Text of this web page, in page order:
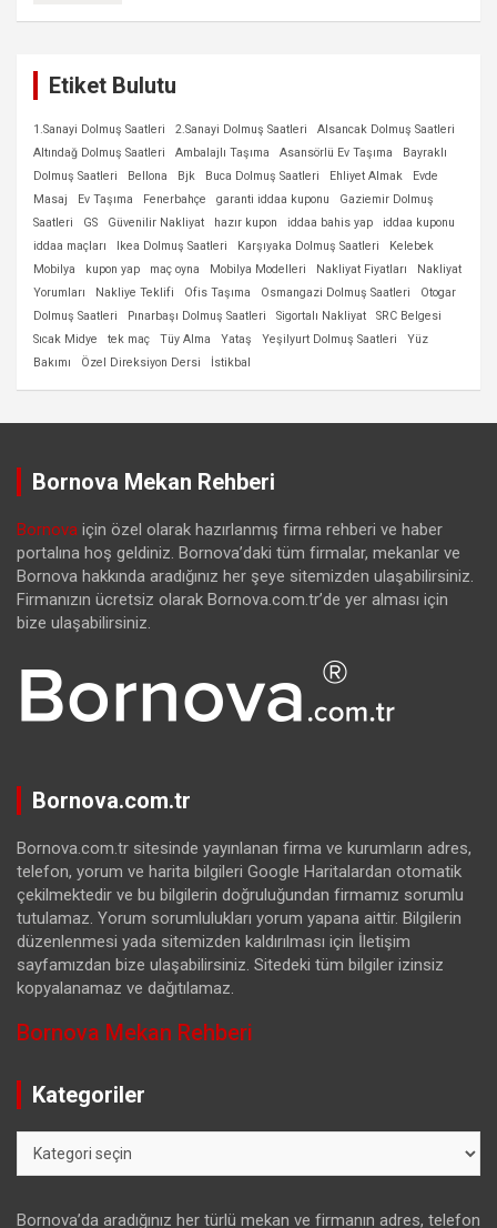
Etiket Bulutu
1.Sanayi Dolmuş Saatleri 2.Sanayi Dolmuş Saatleri
Alsancak Dolmuş Saatleri
Altındağ Dolmuş Saatleri
Ambalajlı Taşıma Asansörlü Ev Taşıma
Bayraklı
Dolmuş Saatleri
Bellona Bjk Buca Dolmuş Saatleri Ehliyet Almak
Evde
Masaj
Ev Taşıma Fenerbahçe garanti iddaa kuponu
Gaziemir Dolmuş
Saatleri
GS Güvenilir Nakliyat hazır kupon iddaa bahis yap
iddaa kuponu
iddaa maçları
Ikea Dolmuş Saatleri Karşıyaka Dolmuş Saatleri
Kelebek
Mobilya
kupon yap maç oyna Mobilya Modelleri Nakliyat Fiyatları
Nakliyat
Yorumları
Nakliye Teklifi Ofis Taşıma Osmangazi Dolmuş Saatleri
Otogar
Dolmuş Saatleri
Pınarbaşı Dolmuş Saatleri Sigortalı Nakliyat
SRC Belgesi
Sıcak Midye
tek maç Tüy Alma Yataş Yeşilyurt Dolmuş Saatleri
Yüz
Bakımı
Özel Direksiyon Dersi İstikbal
Bornova Mekan Rehberi
Bornova için özel olarak hazırlanmış firma rehberi ve haber
portalına hoş geldiniz. Bornova’daki tüm firmalar, mekanlar ve
Bornova hakkında aradığınız her şeye sitemizden ulaşabilirsiniz.
Firmanızın ücretsiz olarak Bornova.com.tr’de yer alması için
bize ulaşabilirsiniz.
Bornova.com.tr
Bornova.com.tr sitesinde yayınlanan firma ve kurumların adres,
telefon, yorum ve harita bilgileri Google Haritalardan otomatik
çekilmektedir ve bu bilgilerin doğruluğundan firmamız sorumlu
tutulamaz. Yorum sorumlulukları yorum yapana aittir. Bilgilerin
düzenlenmesi yada sitemizden kaldırılması için İletişim
sayfamızdan bize ulaşabilirsiniz. Sitedeki tüm bilgiler izinsiz
kopyalanamaz ve dağıtılamaz.
Bornova Mekan Rehberi
Kategoriler
Bornova’da aradığınız her türlü mekan ve firmanın adres, telefon